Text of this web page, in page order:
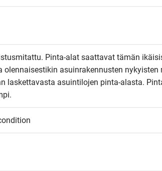
Pinta-alat saattavat tämän
olennaisestikin asuinrakennusten
laskettavasta asuintilojen pinta-alasta.